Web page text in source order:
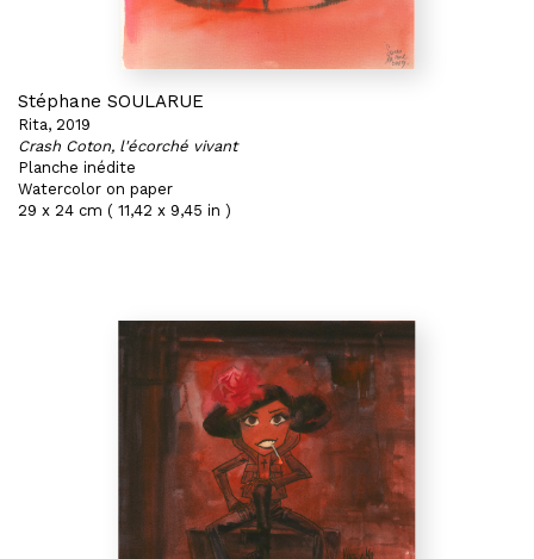
Stéphane SOULARUE
Rita, 2019
Crash Coton, l'écorché vivant
Planche inédite
Watercolor on paper
29 x 24 cm ( 11,42 x 9,45 in )